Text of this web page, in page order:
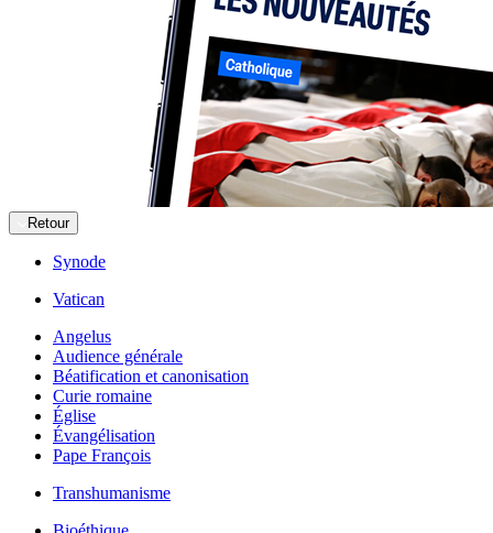
Retour
Synode
Vatican
Angelus
Audience générale
Béatification et canonisation
Curie romaine
Église
Évangélisation
Pape François
Transhumanisme